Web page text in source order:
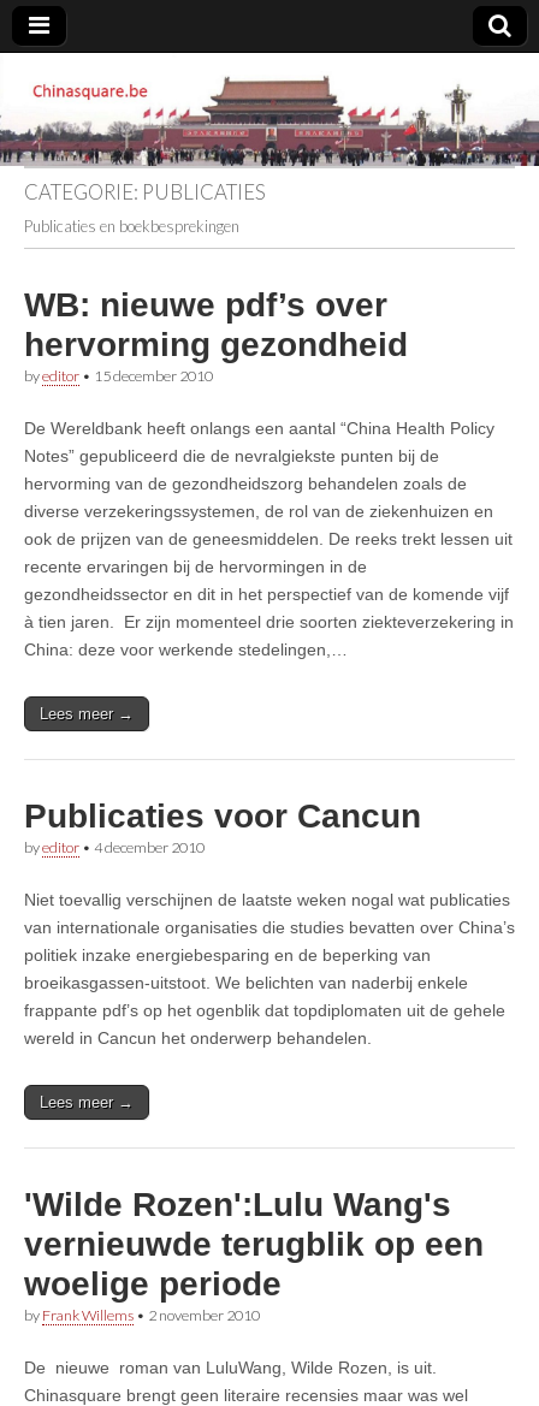
Chinasquare.be
CATEGORIE: PUBLICATIES
Publicaties en boekbesprekingen
WB: nieuwe pdf’s over
hervorming gezondheid
byeditor • 15 december 2010
De Wereldbank heeft onlangs een aantal “China Health Policy
Notes” gepubliceerd die de nevralgiekste punten bij de
hervorming van de gezondheidszorg behandelen zoals de
diverse verzekeringssystemen, de rol van de ziekenhuizen en
ook de prijzen van de geneesmiddelen. De reeks trekt lessen uit
recente ervaringen bij de hervormingen in de
gezondheidssector en dit in het perspectief van de komende vijf
à tien jaren. Er zijn momenteel drie soorten ziekteverzekering in
China: deze voor werkende stedelingen,…
Lees meer →
Publicaties voor Cancun
byeditor • 4 december 2010
Niet toevallig verschijnen de laatste weken nogal wat publicaties
van internationale organisaties die studies bevatten over China’s
politiek inzake energiebesparing en de beperking van
broeikasgassen-uitstoot. We belichten van naderbij enkele
frappante pdf’s op het ogenblik dat topdiplomaten uit de gehele
wereld in Cancun het onderwerp behandelen.
Lees meer →
'Wilde Rozen':Lulu Wang's
vernieuwde terugblik op een
woelige periode
by Frank Willems • 2 november 2010
De nieuwe roman van LuluWang, Wilde Rozen, is uit.
Chinasquare brengt geen literaire recensies maar was wel